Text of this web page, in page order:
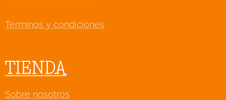
Términos y condiciones
TIENDA
Sobre nosotros